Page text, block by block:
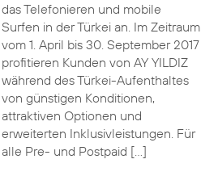
das Telefonieren und mobile
Surfen in der Türkei an. Im Zeitraum
vom 1. April bis 30. September 2017
profitieren Kunden von AY YILDIZ
während des Türkei-Aufenthaltes
von günstigen Konditionen,
attraktiven Optionen und
erweiterten Inklusivleistungen. Für
alle Pre- und Postpaid […]